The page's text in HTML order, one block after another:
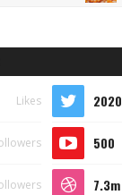
Likes 2020
500
7.3m